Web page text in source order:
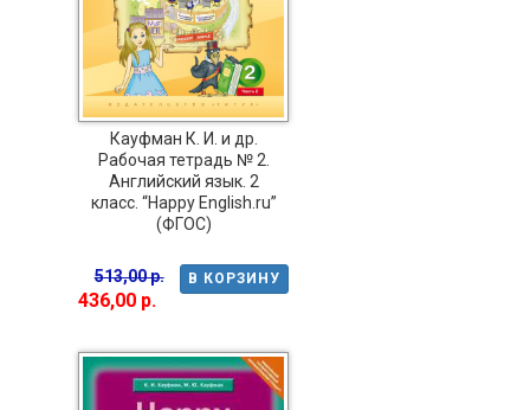
Кауфман К. И. и др.
Рабочая тетрадь № 2.
Английский язык. 2
класс. “Happy English.ru”
(ФГОС)
В КОРЗИНУ
513,00 р.
436,00 р.